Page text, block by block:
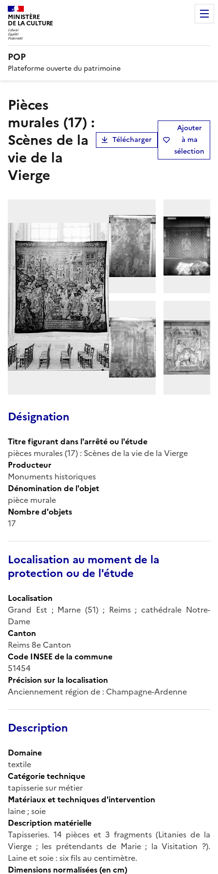
MINISTÈRE
DE LA CULTURE
POP
Plateforme ouverte du patrimoine
pièces
murales (17) :
Scènes de la
vie de la
Vierge
Télécharger
Ajouter
à ma
sélection
Désignation
Titre figurant dans l'arrêté ou l'étude
pièces murales (17) : Scènes de la vie de la Vierge
Producteur
Monuments historiques
Dénomination de l'objet
pièce murale
Nombre d'objets
17
Localisation au moment de la
protection ou de l'étude
Localisation
Grand Est ; Marne (51) ; Reims ; cathédrale Notre-
Dame
Canton
Reims 8e Canton
Code INSEE de la commune
51454
Précision sur la localisation
Anciennement région de : Champagne-Ardenne
Description
Domaine
textile
Catégorie technique
tapisserie sur métier
Matériaux et techniques d'intervention
laine ; soie
Description matérielle
Tapisseries. 14 pièces et 3 fragments (Litanies de la
Vierge ; les prétendants de Marie ; la Visitation ?).
Laine et soie : six fils au centimètre.
Dimensions normalisées (en cm)